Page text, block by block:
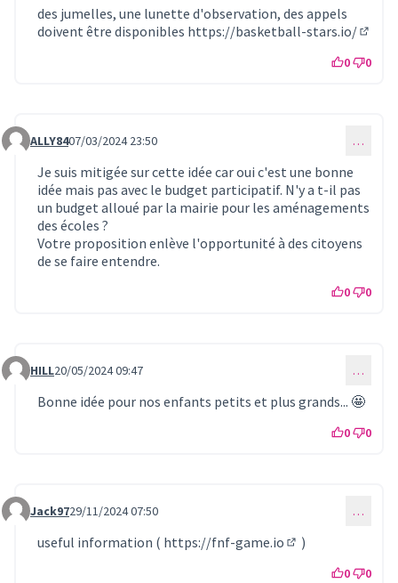
des jumelles, une lunette d'observation, des appels
doivent être disponibles https://basketball-stars.io/
0 0
Commentaire 810
ALLY8407/03/2024 23:50 …
Je suis mitigée sur cette idée car oui c'est une bonne
idée mais pas avec le budget participatif. N'y a t-il pas
un budget alloué par la mairie pour les aménagements
des écoles ?
Votre proposition enlève l'opportunité à des citoyens
de se faire entendre.
0 0
Commentaire 861
HILL20/05/2024 09:47 …
Bonne idée pour nos enfants petits et plus grands... 🤩
0 0
Commentaire 925
Jack9729/11/2024 07:50 …
useful information ( https://fnf-game.io
(Lien externe)
)
0 0